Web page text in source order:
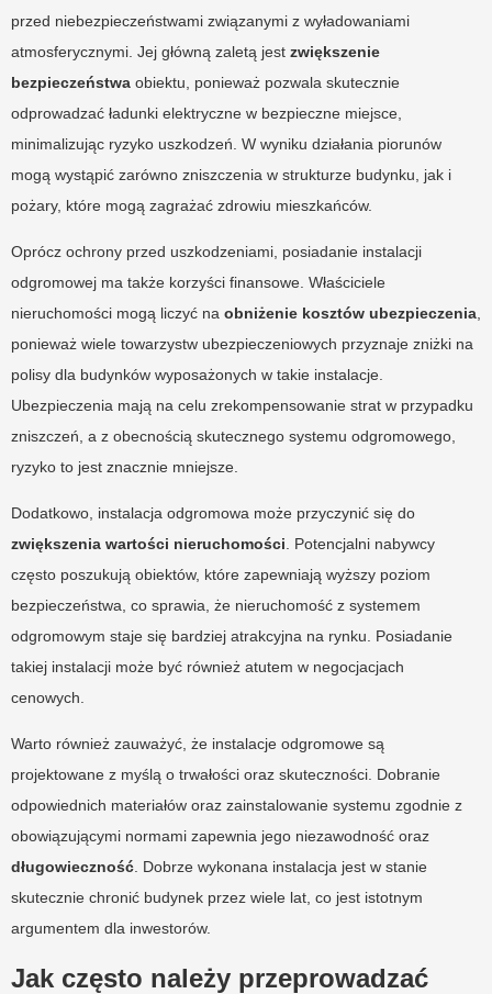
przed niebezpieczeństwami związanymi z wyładowaniami
atmosferycznymi. Jej główną zaletą jest zwiększenie
bezpieczeństwa obiektu, ponieważ pozwala skutecznie
odprowadzać ładunki elektryczne w bezpieczne miejsce,
minimalizując ryzyko uszkodzeń. W wyniku działania piorunów
mogą wystąpić zarówno zniszczenia w strukturze budynku, jak i
pożary, które mogą zagrażać zdrowiu mieszkańców.
Oprócz ochrony przed uszkodzeniami, posiadanie instalacji
odgromowej ma także korzyści finansowe. Właściciele
nieruchomości mogą liczyć na obniżenie kosztów ubezpieczenia
ponieważ wiele towarzystw ubezpieczeniowych przyznaje zniżki na
polisy dla budynków wyposażonych w takie instalacje.
Ubezpieczenia mają na celu zrekompensowanie strat w przypadku
zniszczeń, a z obecnością skutecznego systemu odgromowego,
ryzyko to jest znacznie mniejsze.
Dodatkowo, instalacja odgromowa może przyczynić się do
zwiększenia wartości nieruchomości . Potencjalni nabywcy
często poszukują obiektów, które zapewniają wyższy poziom
bezpieczeństwa, co sprawia, że nieruchomość z systemem
odgromowym staje się bardziej atrakcyjna na rynku. Posiadanie
takiej instalacji może być również atutem w negocjacjach
cenowych.
Warto również zauważyć, że instalacje odgromowe są
projektowane z myślą o trwałości oraz skuteczności. Dobranie
odpowiednich materiałów oraz zainstalowanie systemu zgodnie z
obowiązującymi normami zapewnia jego niezawodność oraz
długowieczność . Dobrze wykonana instalacja jest w stanie
skutecznie chronić budynek przez wiele lat, co jest istotnym
argumentem dla inwestorów.
Jak często należy przeprowadzać